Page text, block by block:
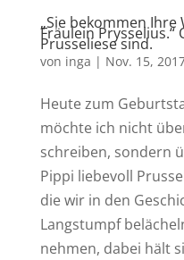
„Sie bekommen
Fräulein
Prusseliese sind.
von inga | Nov. 15,
Heute zum
möchte ich nicht
schreiben, sondern
Pippi liebevoll
die wir in den
Langstumpf
nehmen, dabei hält